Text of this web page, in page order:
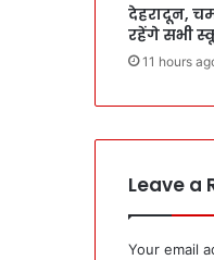
देहरादून,
रहेंगे सभी
11 hours
Leave a
Your email